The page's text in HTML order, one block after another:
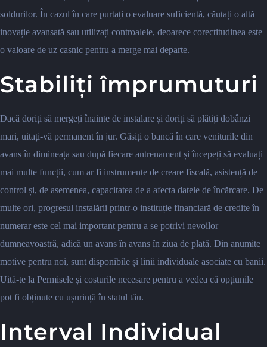
soldurilor. În cazul în care purtați o evaluare suficientă, căutați o altă
inovație avansată sau utilizați controalele, deoarece corectitudinea este
o valoare de uz casnic pentru a merge mai departe.
Stabiliți împrumuturi
Dacă doriți să mergeți înainte de instalare și doriți să plătiți dobânzi
mari, uitați-vă permanent în jur. Găsiți o bancă în care veniturile din
avans în dimineața sau după fiecare antrenament și începeți să evaluați
mai multe funcții, cum ar fi instrumente de creare fiscală, asistență de
control și, de asemenea, capacitatea de a afecta datele de încărcare. De
multe ori, progresul instalării printr-o instituție financiară de credite în
numerar este cel mai important pentru a se potrivi nevoilor
dumneavoastră, adică un avans în avans în ziua de plată. Din anumite
motive pentru noi, sunt disponibile și linii individuale asociate cu banii.
Uită-te la Permisele și costurile necesare pentru a vedea că opțiunile
pot fi obținute cu ușurință în statul tău.
Interval Individual